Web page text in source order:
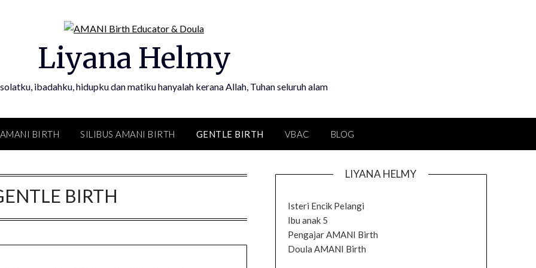
Liyana Helmy
ibadahku, hidupku dan matiku hanyalah kerana Allah, Tuhan seluruh alam
AMANI BIRTH SILIBUS AMANI BIRTH GENTLE BIRTH VBAC BLOG
BIRTH
LIYANA HELMY
Isteri Encik Pelangi
Ibu anak 5
Pengajar AMANI Birth
Doula AMANI Birth